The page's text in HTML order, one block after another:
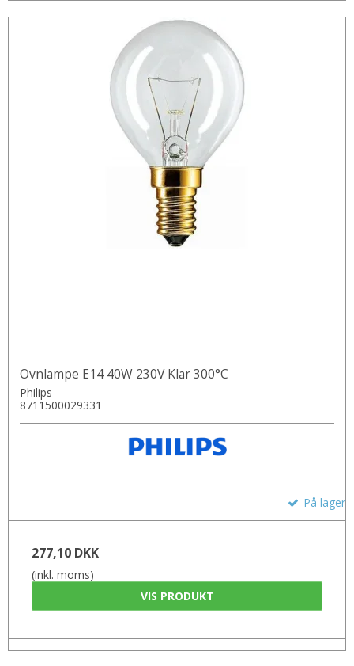
Ovnlampe E14 40W 230V Klar 300°C
Philips
8711500029331
På lager
277,10 DKK
(inkl. moms)
VIS PRODUKT